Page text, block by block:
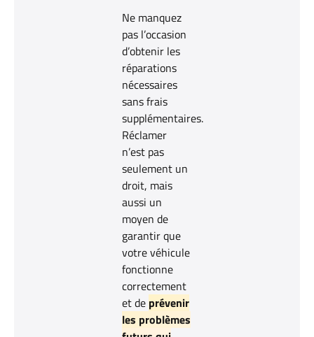
Ne manquez
pas l’occasion
d’obtenir les
réparations
nécessaires
sans frais
supplémentaires.
Réclamer
n’est pas
seulement un
droit, mais
aussi un
moyen de
garantir que
votre véhicule
fonctionne
correctement
et de prévenir
les problèmes